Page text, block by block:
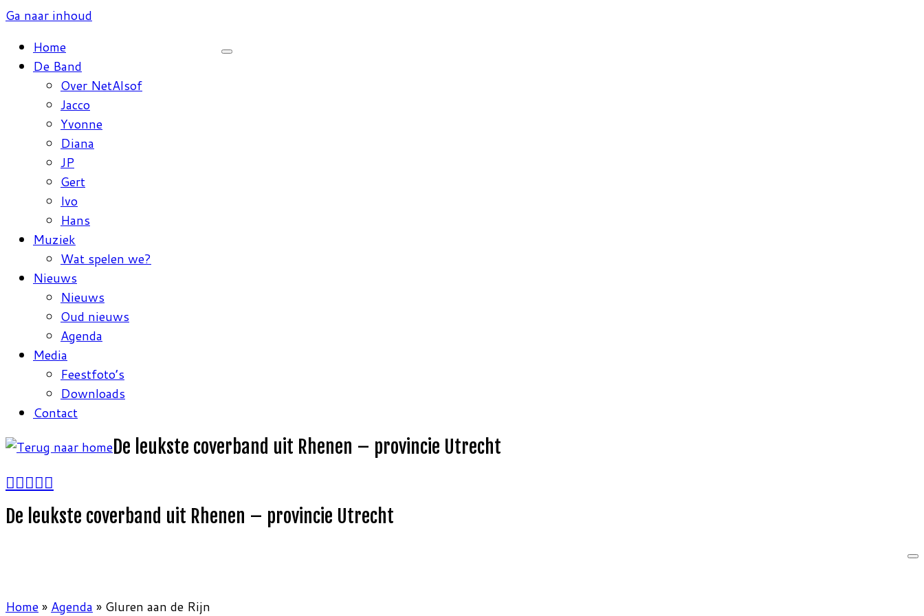
Ga naar inhoud
Home
De Band
Over NetAlsof
Jacco
Yvonne
Diana
JP
Gert
Ivo
Hans
Muziek
Wat spelen we?
Nieuws
Nieuws
Oud nieuws
Agenda
Media
Feestfoto’s
Downloads
Contact
De leukste coverband uit Rhenen – provincie Utrecht
De leukste coverband uit Rhenen – provincie Utrecht
Home» Agenda » Gluren aan de Rijn